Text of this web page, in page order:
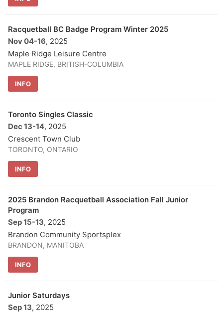
Racquetball BC Badge Program Winter 2025
Nov 04-16, 2025
Maple Ridge Leisure Centre
MAPLE RIDGE, BRITISH-COLUMBIA
INFO
Toronto Singles Classic
Dec 13-14, 2025
Crescent Town Club
TORONTO, ONTARIO
INFO
2025 Brandon Racquetball Association Fall Junior
Program
Sep 15-13, 2025
Brandon Community Sportsplex
BRANDON, MANITOBA
INFO
Junior Saturdays
Sep 13, 2025